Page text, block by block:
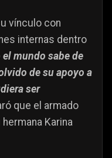
vínculo con
internas dentro
el mundo sabe de
de su apoyo a
ser
que el armado
Karina